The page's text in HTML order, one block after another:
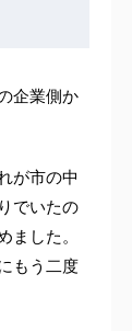
企業側か
が市の中
でいたの
した。
もう二度